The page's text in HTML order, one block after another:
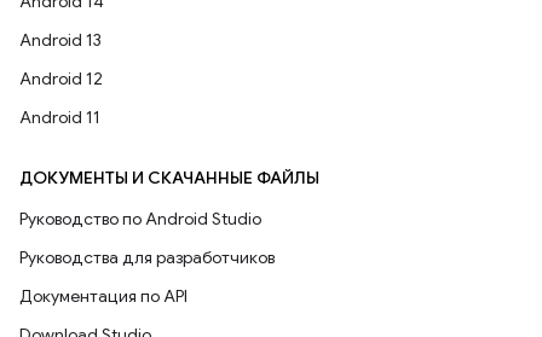
Android 13
Android 12
Android 11
ДОКУМЕНТЫ И СКАЧАННЫЕ ФАЙЛЫ
Руководство по Android Studio
Руководства для разработчиков
Документация по API